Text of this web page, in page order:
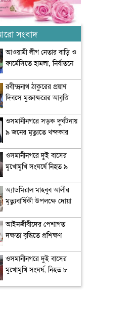
সংবাদ
আওয়ামী লীগ নেতার বাড়ি ও
ফার্মেসিতে হামলা, নির্যাতনে
রবীন্দ্রনাথ ঠাকুরের প্রয়াণ
দিবসে মুক্তাক্ষরের আবৃত্তি
ওসমানীনগরে সড়ক দুর্ঘটনায়
৯ জনের মৃত্যুতে খন্দকার
ওসমানীনগরে দুই বাসের
মুখোমুখি সংঘর্ষে নিহত ৯
লোদীর শোক
অ্যাডমিরাল মাহবুব আলীর
মৃত্যুবার্ষিকী উপলক্ষে দোয়া
‎আইনজীবীদের পেশাগত
দক্ষতা বৃদ্ধিতে প্রশিক্ষণ
এমরান আহমদ চৌধুরী
ওসমানীনগরে দুই বাসের
মুখোমুখি সংঘর্ষ, নিহত ৮